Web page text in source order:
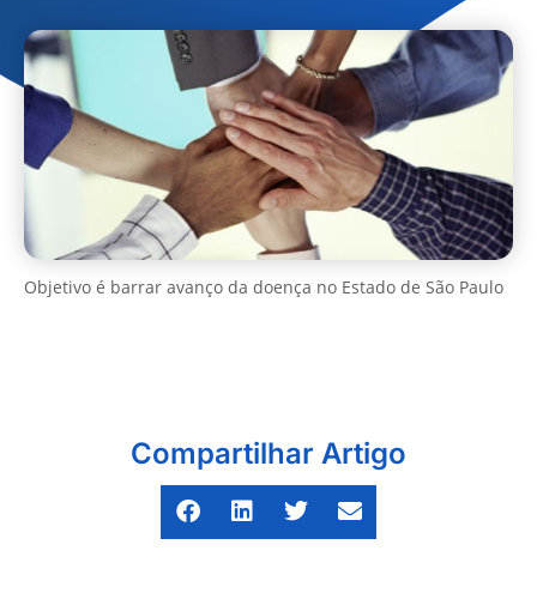
Objetivo é barrar avanço da doença no Estado de São Paulo
Compartilhar Artigo